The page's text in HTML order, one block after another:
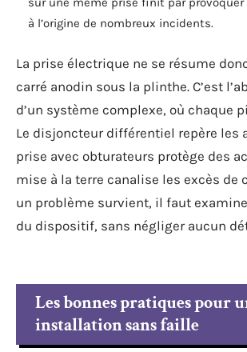
à l’origine de nombreux incidents.
La prise électrique ne se résume
carré anodin sous la plinthe. C’est
d’un système complexe, où chaque
Le disjoncteur différentiel repère les
prise avec obturateurs protège des
mise à la terre canalise les excès de
un problème survient, il faut
du dispositif, sans négliger aucun
Les bonnes pratiques pour
installation sans faille